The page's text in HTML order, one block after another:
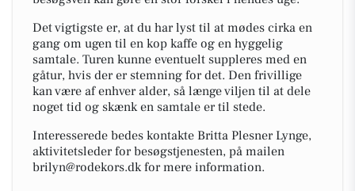
Det vigtigste er, at du har lyst til at mødes cirka en
gang om ugen til en kop kaffe og en hyggelig
samtale. Turen kunne eventuelt suppleres med en
gåtur, hvis der er stemning for det. Den frivillige
kan være af enhver alder, så længe viljen til at dele
noget tid og skænk en samtale er til stede.
Interesserede bedes kontakte Britta Plesner Lynge,
aktivitetsleder for besøgstjenesten, på mailen
brilyn@rodekors.dk for mere information.